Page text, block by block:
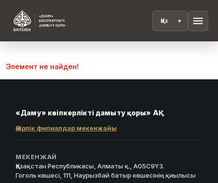
menu
Элемент не найден!
«Даму» кәсіпкерлікті дамыту қоры» АҚ
Өңірлік филиалдар мекенжайы
МЕКЕНЖАЙ
Қазақстан Республикасы, Алматы қ., A05C9Y3.
Гоголь көшесі, 111, Наурызбай батыр көшесінің қиылысы